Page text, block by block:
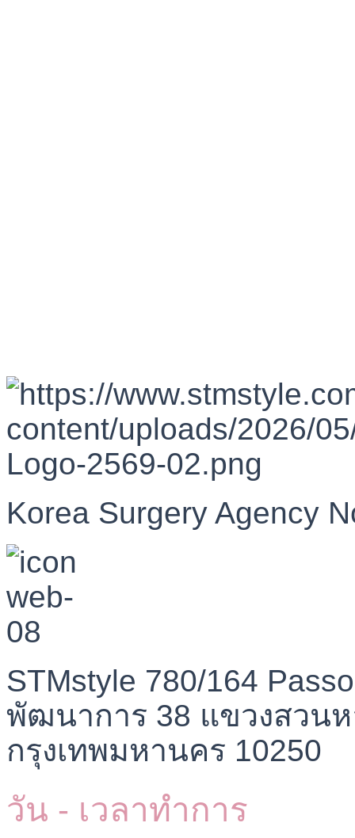
Korea Surgery Agency
STMstyle 780/164
พัฒนาการ 38 แขวงสวน
กรุงเทพมหานคร 10250
วัน - เวลาทำการ